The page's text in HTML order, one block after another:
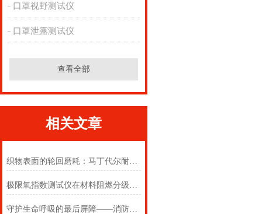
口罩视野测试仪
口罩泄露测试仪
查看全部
相关文章
织物表面的轮回磨耗：马丁代尔耐磨仪在多点轨迹与压力恒定下的耐用叙事
极限氧指数测试仪在材料阻燃分级中的浓度边界判定
守护生命呼吸的最后屏障——消防自救呼吸器防护性能测试仪的全面检测